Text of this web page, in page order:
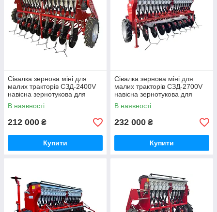
Сівалка зернова міні для
малих тракторів СЗД-2400V
навісна зернотукова для
рядкового посіву, ширина 2,4
м
В наявності
212 000 ₴
Купити
Сівалка зернова міні для
малих тракторів СЗД-2700V
навісна зернотукова для
рядкового посіву, ширина 2,7
м
В наявності
232 000 ₴
Купити